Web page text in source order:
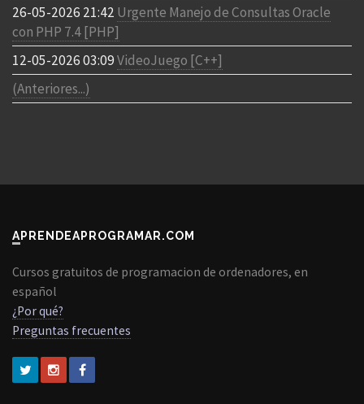
26-05-2026 21:42 Urgente Manejo de Consultas Oracle
con PHP 7.4 [PHP]
12-05-2026 03:09VideoJuego [C++]
(Anteriores...)
APRENDEAPROGRAMAR.COM
Cursos gratuitos de programacion de ordenadores, en
español
¿Por qué?
Preguntas frecuentes